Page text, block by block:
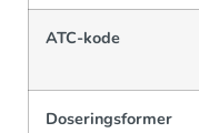
ATC-kode
Doseringsformer